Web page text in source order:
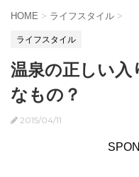
HOME > ライフスタイル >
ライフスタイル
温泉の正しい入
なもの？
2015/04/11